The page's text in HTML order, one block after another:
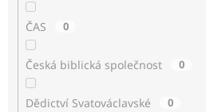
ČAS 0
Česká biblická společnost 0
Dědictví Svatováclavské 0